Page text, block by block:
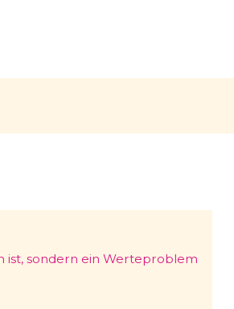
sondern ein Werteproblem